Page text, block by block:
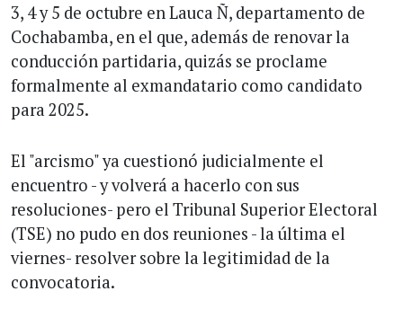
3, 4 y 5 de octubre en Lauca Ñ, departamento de
Cochabamba, en el que, además de renovar la
conducción partidaria, quizás se proclame
formalmente al exmandatario como candidato
para 2025.
El "arcismo" ya cuestionó judicialmente el
encuentro - y volverá a hacerlo con sus
resoluciones- pero el Tribunal Superior Electoral
(TSE) no pudo en dos reuniones - la última el
viernes- resolver sobre la legitimidad de la
convocatoria.